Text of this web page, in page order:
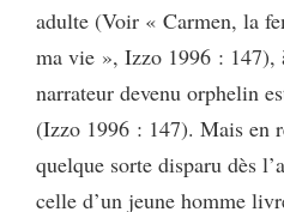
adulte (Voir « Carmen, la
ma vie », Izzo 1996 : 147),
narrateur devenu orphelin
(Izzo 1996 : 147). Mais en
quelque sorte disparu dès
celle d’un jeune homme